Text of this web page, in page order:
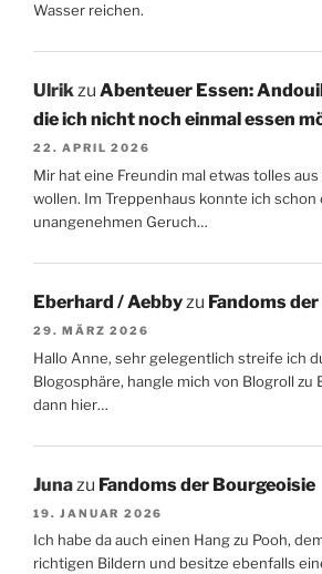
Wasser reichen.
Ulrikzu Abenteuer Essen:
die ich nicht noch einmal essen
22. APRIL 2026
Mir hat eine Freundin mal etwas tolles
wollen. Im Treppenhaus konnte ich schon
unangenehmen Geruch…
Eberhard / Aebbyzu Fandoms
29. MÄRZ 2026
Hallo Anne, sehr gelegentlich streife ich
Blogosphäre, hangle mich von Blogroll zu
dann hier…
Junazu Fandoms der Bourgeoisie
19. JANUAR 2026
Ich habe da auch einen Hang zu Pooh,
richtigen Bildern und besitze ebenfalls